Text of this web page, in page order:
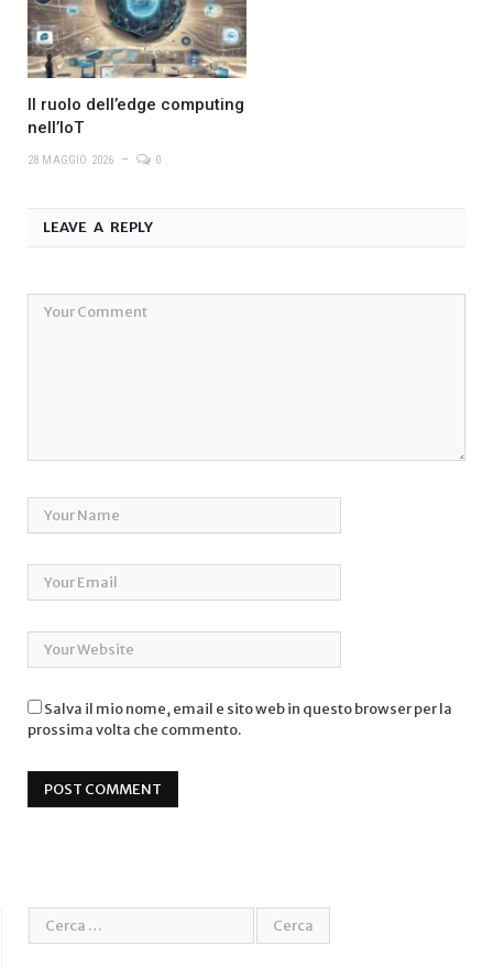
Il ruolo dell’edge computing
nell’IoT
28 MAGGIO 2026 0
LEAVE A REPLY
Salva il mio nome, email e sito web in questo browser per la
prossima volta che commento.